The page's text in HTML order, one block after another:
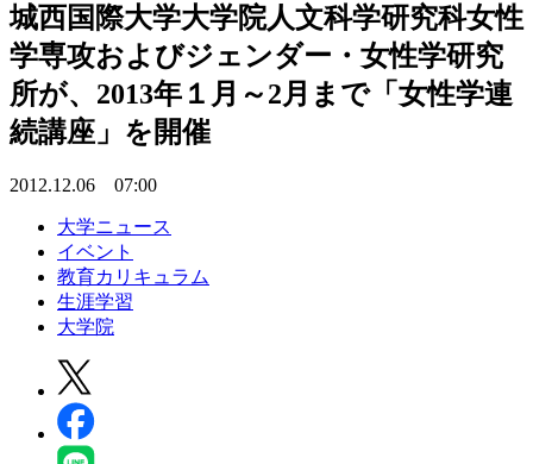
城西国際大学大学院人文科学研究科女性
学専攻およびジェンダー・女性学研究
所が、2013年１月～2月まで「女性学連
続講座」を開催
2012.12.06 07:00
大学ニュース
イベント
教育カリキュラム
生涯学習
大学院